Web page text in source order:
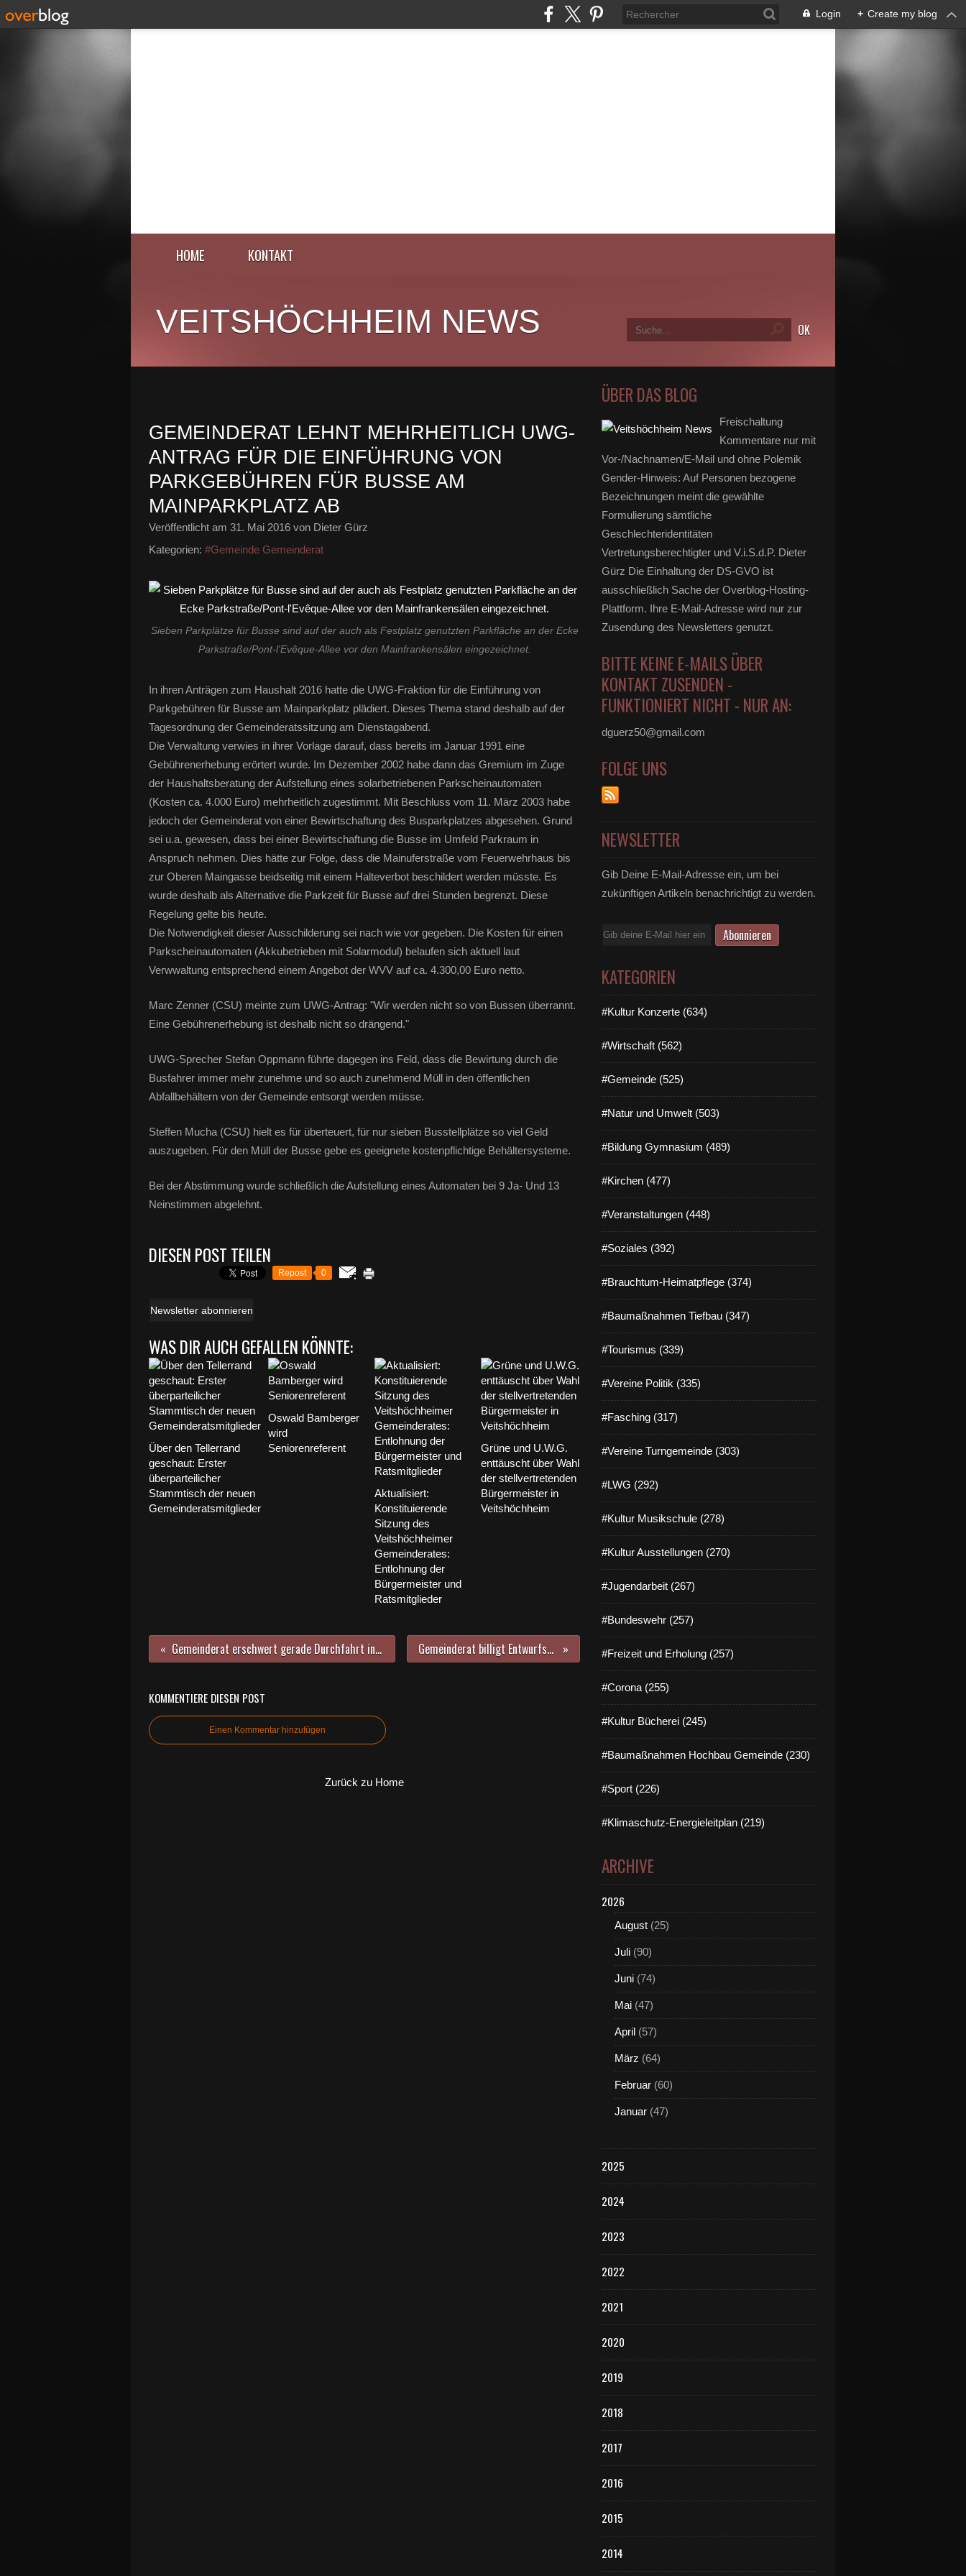
Login + Create my blog
HOME KONTAKT
VEITSHÖCHHEIM NEWS
GEMEINDERAT LEHNT MEHRHEITLICH UWG-
ANTRAG FÜR DIE EINFÜHRUNG VON
PARKGEBÜHREN FÜR BUSSE AM
MAINPARKPLATZ AB
Veröffentlicht am 31. Mai 2016 von Dieter Gürz
Kategorien: #Gemeinde Gemeinderat
Sieben Parkplätze für Busse sind auf der auch als Festplatz genutzten Parkfläche an der Ecke
Parkstraße/Pont-l'Evêque-Allee vor den Mainfrankensälen eingezeichnet.
In ihren Anträgen zum Haushalt 2016 hatte die UWG-Fraktion für die Einführung von
Parkgebühren für Busse am Mainparkplatz plädiert. Dieses Thema stand deshalb auf der
Tagesordnung der Gemeinderatssitzung am Dienstagabend.
Die Verwaltung verwies in ihrer Vorlage darauf, dass bereits im Januar 1991 eine
Gebührenerhebung erörtert wurde. Im Dezember 2002 habe dann das Gremium im Zuge
der Haushaltsberatung der Aufstellung eines solarbetriebenen Parkscheinautomaten
(Kosten ca. 4.000 Euro) mehrheitlich zugestimmt. Mit Beschluss vom 11. März 2003 habe
jedoch der Gemeinderat von einer Bewirtschaftung des Busparkplatzes abgesehen. Grund
sei u.a. gewesen, dass bei einer Bewirtschaftung die Busse im Umfeld Parkraum in
Anspruch nehmen. Dies hätte zur Folge, dass die Mainuferstraße vom Feuerwehrhaus bis
zur Oberen Maingasse beidseitig mit einem Halteverbot beschildert werden müsste. Es
wurde deshalb als Alternative die Parkzeit für Busse auf drei Stunden begrenzt. Diese
Regelung gelte bis heute.
Die Notwendigkeit dieser Ausschilderung sei nach wie vor gegeben. Die Kosten für einen
Parkscheinautomaten (Akkubetrieben mit Solarmodul) belaufen sich aktuell laut
Verwwaltung entsprechend einem Angebot der WVV auf ca. 4.300,00 Euro netto.
Marc Zenner (CSU) meinte zum UWG-Antrag: "Wir werden nicht so von Bussen überrannt.
Eine Gebührenerhebung ist deshalb nicht so drängend."
UWG-Sprecher Stefan Oppmann führte dagegen ins Feld, dass die Bewirtung durch die
Busfahrer immer mehr zunehme und so auch zunehmend Müll in den öffentlichen
Abfallbehältern von der Gemeinde entsorgt werden müsse.
Steffen Mucha (CSU) hielt es für überteuert, für nur sieben Busstellplätze so viel Geld
auszugeben. Für den Müll der Busse gebe es geeignete kostenpflichtige Behältersysteme.
Bei der Abstimmung wurde schließlich die Aufstellung eines Automaten bei 9 Ja- Und 13
Neinstimmen abgelehnt.
DIESEN POST TEILEN
Repost 0
Newsletter abonnieren
WAS DIR AUCH GEFALLEN KÖNNTE:
Über den Tellerrand
geschaut: Erster
überparteilicher
Stammtisch der neuen
Gemeinderatsmitglieder
Oswald Bamberger
wird
Seniorenreferent
Aktualisiert:
Konstituierende
Sitzung des
Veitshöchheimer
Gemeinderates:
Entlohnung der
Bürgermeister und
Ratsmitglieder
Grüne und U.W.G.
enttäuscht über Wahl
der stellvertretenden
Bürgermeister in
Veitshöchheim
Gemeinderat erschwert gerade Durchfahrt in der Mainlände durch Pflanzkübel - Fischerpaar-Statue muss künftig umfahren werden Gemeinderat billigt Entwurfsplanung für 2. BA der Sanierung der Günterslebener Straße
KOMMENTIERE DIESEN POST
Einen Kommentar hinzufügen
Zurück zu Home
ÜBER DAS BLOG
Freischaltung
Kommentare nur mit
Vor-/Nachnamen/E-Mail und ohne Polemik
Gender-Hinweis: Auf Personen bezogene
Bezeichnungen meint die gewählte
Formulierung sämtliche
Geschlechteridentitäten
Vertretungsberechtigter und V.i.S.d.P. Dieter
Gürz Die Einhaltung der DS-GVO ist
ausschließlich Sache der Overblog-Hosting-
Plattform. Ihre E-Mail-Adresse wird nur zur
Zusendung des Newsletters genutzt.
BITTE KEINE E-MAILS ÜBER
KONTAKT ZUSENDEN -
FUNKTIONIERT NICHT - NUR AN:
dguerz50@gmail.com
FOLGE UNS
NEWSLETTER
Gib Deine E-Mail-Adresse ein, um bei
zukünftigen Artikeln benachrichtigt zu werden.
E-
KATEGORIEN
#Kultur Konzerte (634)
#Wirtschaft (562)
#Gemeinde (525)
#Natur und Umwelt (503)
#Bildung Gymnasium (489)
#Kirchen (477)
#Veranstaltungen (448)
#Soziales (392)
#Brauchtum-Heimatpflege (374)
#Baumaßnahmen Tiefbau (347)
#Tourismus (339)
#Vereine Politik (335)
#Fasching (317)
#Vereine Turngemeinde (303)
#LWG (292)
#Kultur Musikschule (278)
#Kultur Ausstellungen (270)
#Jugendarbeit (267)
#Bundeswehr (257)
#Freizeit und Erholung (257)
#Corona (255)
#Kultur Bücherei (245)
#Baumaßnahmen Hochbau Gemeinde (230)
#Sport (226)
#Klimaschutz-Energieleitplan (219)
ARCHIVE
2026
August (25)
Juli (90)
Juni (74)
Mai (47)
April (57)
März (64)
Februar (60)
Januar (47)
2025
2024
2023
2022
2021
2020
2019
2018
2017
2016
2015
2014